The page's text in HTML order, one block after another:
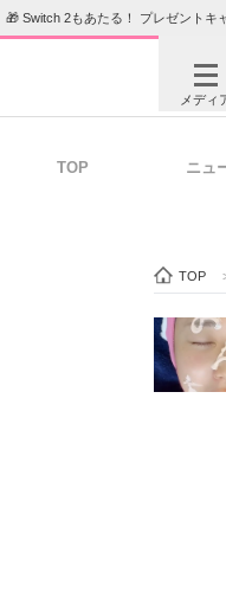
🎁 Switch 2もあたる！ プレゼントキ
メディ
TOP ニュ
TOP